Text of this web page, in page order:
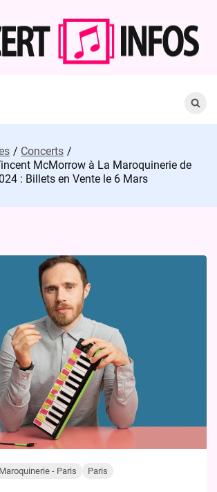
for:
Concerts
McMorrow à La Maroquinerie de
: Billets en Vente le 6 Mars
- Paris Paris